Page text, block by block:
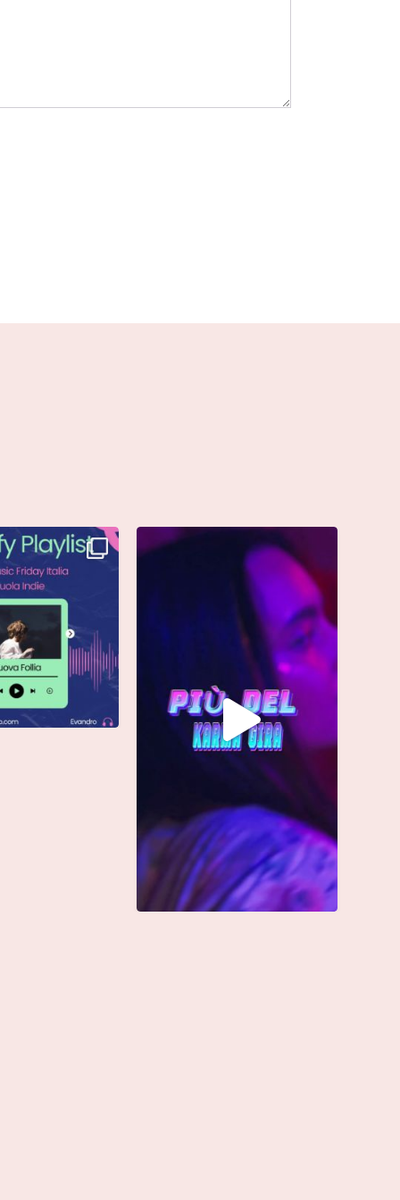
finalmente vostra e
già...
Singolo: “calamita”
Di @vinmart1n...